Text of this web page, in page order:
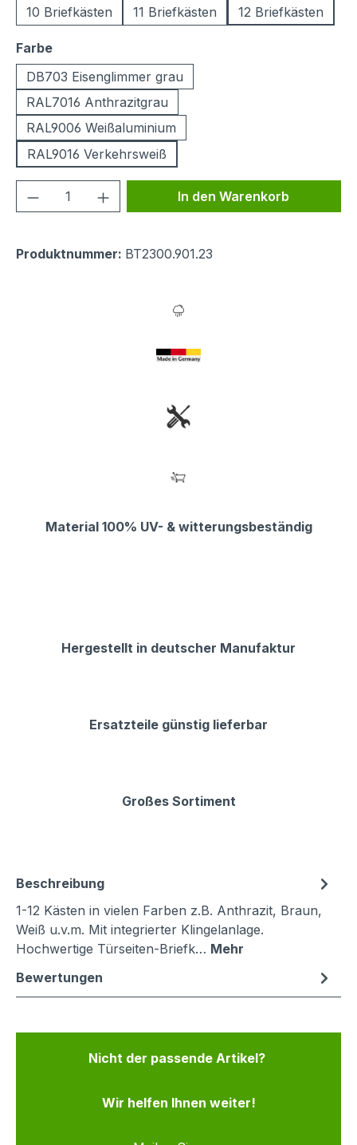
10 Briefkästen
11 Briefkästen 12 Briefkästen
Farbeauswählen
DB703 Eisenglimmer grau
RAL7016 Anthrazitgrau
RAL9006 Weißaluminium
RAL9016 Verkehrsweiß
Produkt Anzahl: Gib denIn den Warenkorb
Produktnummer: BT2300.901.23
Material 100% UV- & witterungsbeständig
Hergestellt in deutscher Manufaktur
Ersatzteile günstig lieferbar
Großes Sortiment
Beschreibung
1-12 Kästen in vielen Farben z.B. Anthrazit, Braun,
Weiß u.v.m. Mit integrierter Klingelanlage.
Hochwertige Türseiten-Briefk… Mehr
Bewertungen
Nicht der passende Artikel?
Wir helfen Ihnen weiter!